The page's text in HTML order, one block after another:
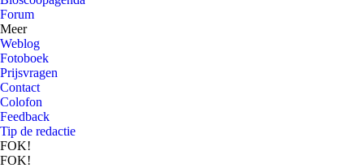
Forum
Meer
Weblog
Fotoboek
Prijsvragen
Contact
Colofon
Feedback
Tip de redactie
FOK!
FOK!